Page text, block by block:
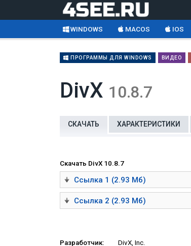
WINDOWS MACOS IOS
ПРОГРАММЫ ДЛЯ WINDOWS ВИДЕО
DivX 10.8.7
СКАЧАТЬ ХАРАКТЕРИСТИКИ
Скачать DivX 10.8.7
Ссылка 1 (2.93 Мб)
Ссылка 2 (2.93 Мб)
Разработчик:
DivX, Inc.